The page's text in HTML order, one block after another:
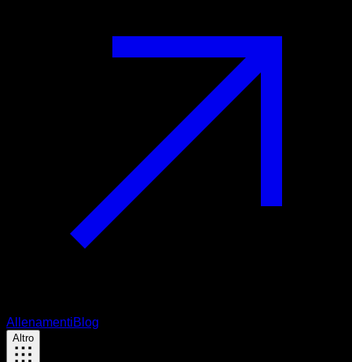
AllenamentiBlog
Altro